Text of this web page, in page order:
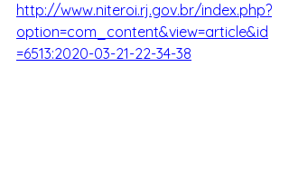
http://www.niteroi.rj.gov.br/index.php?
option=com_content&view=article&id
=6513:2020-03-21-22-34-38